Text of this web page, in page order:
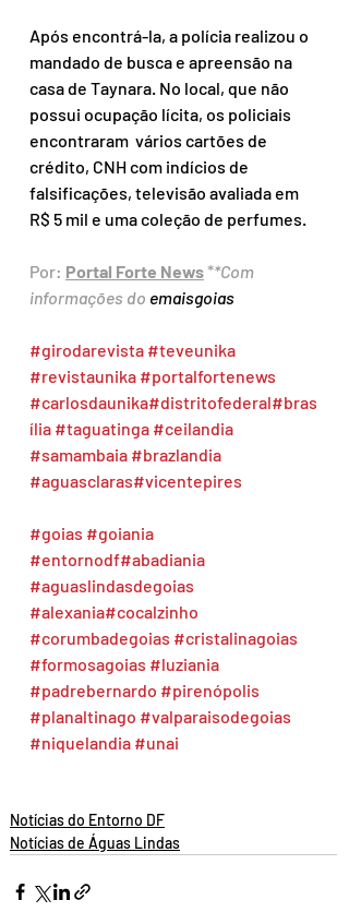
Após encontrá-la, a polícia realizou o
mandado de busca e apreensão na
casa de Taynara. No local, que não
possui ocupação lícita, os policiais
encontraram  vários cartões de
crédito, CNH com indícios de
falsificações, televisão avaliada em
R$ 5 mil e uma coleção de perfumes.
Por: Portal Forte News **Com
informações do emaisgoias
#girodarevista #teveunika
#revistaunika #portalfortenews
#carlosdaunika#distritofederal#bras
ília #taguatinga #ceilandia
#samambaia #brazlandia
#aguasclaras#vicentepires
#goias #goiania
#entornodf#abadiania
#aguaslindasdegoias
#alexania#cocalzinho
#corumbadegoias #cristalinagoias
#formosagoias #luziania
#padrebernardo #pirenópolis
#planaltinago #valparaisodegoias
#niquelandia #unai
Notícias do Entorno DF
Notícias de Águas Lindas